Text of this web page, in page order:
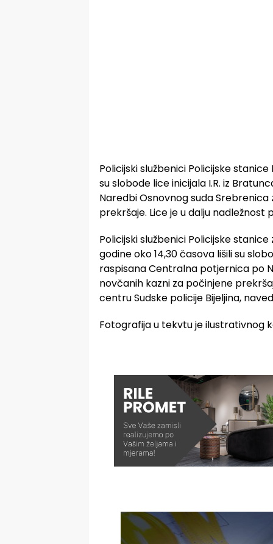
Policijski službenici Policijske stanice
su slobode lice inicijala I.R. iz
Naredbi Osnovnog suda
prekršaje. Lice je u dalju
Policijski službenici Policijske
godine oko 14,30 časova lišili su
raspisana Centralna potjernica po
novčanih kazni za počinjene
centru Sudske policije Bijeljina,
Fotografija u tekvtu je ilustrativnog